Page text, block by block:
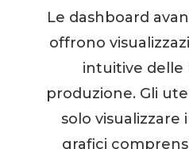
Le dashboard
offrono
intuitive delle
produzione. Gli
solo visualizzare
grafici